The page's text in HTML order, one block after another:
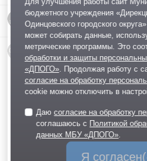
Спуск к воде
Туалеты
бюджетного учреждения
Одинцовского городского
может собирать данные,
метрические программы. Это
обработки и защиты
«ДПОГО». Продолжая работу с
согласие на обработку
cookie можно отключить в
Даюсогласие на обработку
соглашаюсь с Политикой
данных МБУ «ДПОГО».
Я